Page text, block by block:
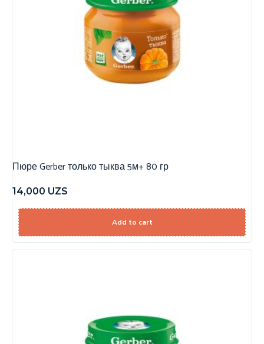
Пюре Gerber только тыква 5м+ 80 гр
14,000 UZS
Add to cart